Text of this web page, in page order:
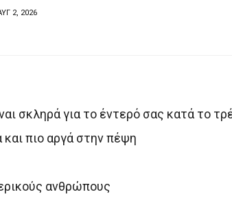
2, 2026
σκληρά για το έντερό σας κατά το
και πιο αργά στην πέψη
ανθρώπους